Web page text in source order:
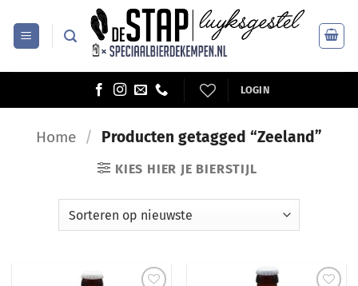
naar
inhoud
LOGIN
Home / Producten getagged “Zeeland”
KIES HIER JE BIERSTIJL